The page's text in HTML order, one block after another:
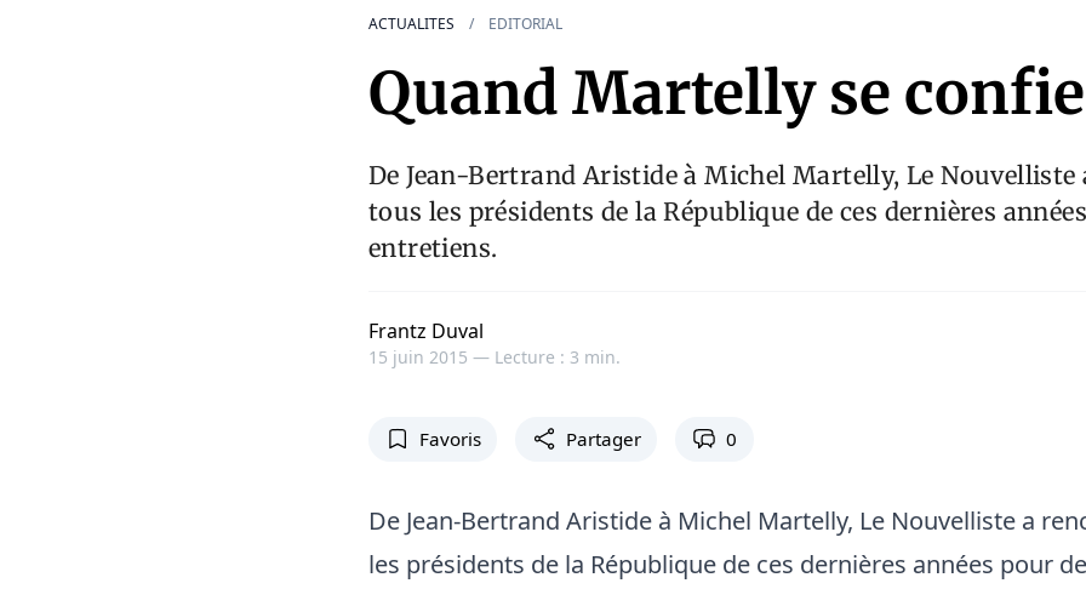
ACTUALITES EDITORIAL
Quand Martelly se confie
De Jean-Bertrand Aristide à Michel Martelly, Le Nouvelliste
tous les présidents de la République de ces dernières
entretiens.
Frantz Duval
15 juin 2015 — Lecture : 3 min.
Favoris Partager 0
De Jean-Bertrand Aristide à Michel Martelly, Le Nouvelliste a
les présidents de la République de ces dernières années pour